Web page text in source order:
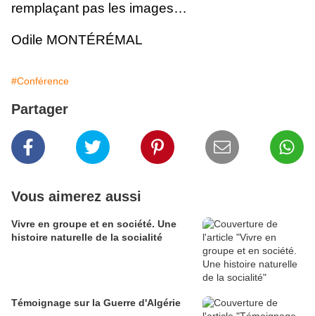
remplaçant pas les images…
Odile MONTÉRÉMAL
#Conférence
Partager
Vous aimerez aussi
Vivre en groupe et en société. Une
histoire naturelle de la socialité
Témoignage sur la Guerre d'Algérie